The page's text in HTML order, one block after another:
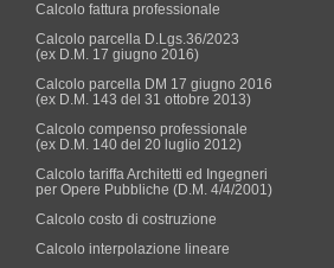
Calcolo fattura professionale
Calcolo parcella D.Lgs.36/2023
(ex D.M. 17 giugno 2016)
Calcolo parcella DM 17 giugno 2016
(ex D.M. 143 del 31 ottobre 2013)
Calcolo compenso professionale
(ex D.M. 140 del 20 luglio 2012)
Calcolo tariffa Architetti ed Ingegneri
per Opere Pubbliche (D.M. 4/4/2001)
Calcolo costo di costruzione
Calcolo interpolazione lineare